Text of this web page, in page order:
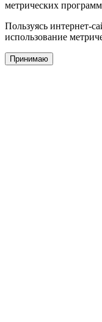
метрических программ
Пользуясь интернет-
использование
Принимаю